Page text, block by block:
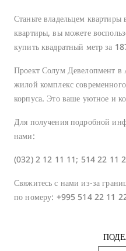
Станьте владельцем
квартиры, вы можете
купить квадратный метр за
Проект Солум Девелопмент в
жилой комплекс
корпуса. Это ваше уютное и
Для получения подробной
нами:
(032) 2 12 11 11; 514 22 11
Свяжитесь с нами из-за
по номеру: +995 514 22 11